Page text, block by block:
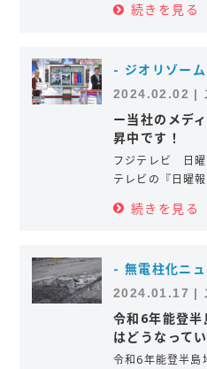
続きを見る
- ジオリゾー
2024.02.02 |
ー当社のメデ
昇中です！
フジテレビ 日
テレビの『日曜
続きを見る
- 無電柱化ニュ
2024.01.17 |
令和6年能登
はどうなって
令和6年能登半島